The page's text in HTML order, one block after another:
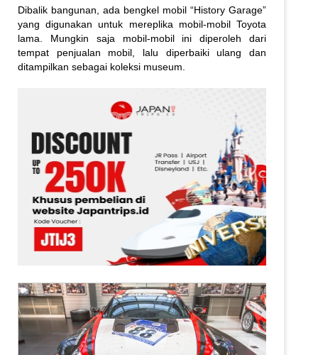
Dibalik bangunan, ada bengkel mobil “History Garage”
yang digunakan untuk mereplika mobil-mobil Toyota
lama. Mungkin saja mobil-mobil ini diperoleh dari
tempat penjualan mobil, lalu diperbaiki ulang dan
ditampilkan sebagai koleksi museum.